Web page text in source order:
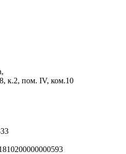
к.2, пом. IV, ком.10